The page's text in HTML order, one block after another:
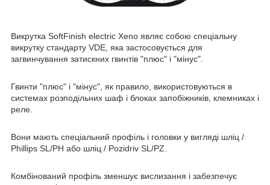
Викрутка SoftFinish electric Xeno являє собою спеціальну
викрутку стандарту VDE, яка застосовується для
загвинчування затискних гвинтів "плюс" і "мінус".
Гвинти "плюс" і "мінус", як правило, використовуються в
системах розподільних шаф і блоках запобіжників, клемниках і
реле.
Вони мають спеціальний профіль і головки у вигляді шліц /
Phillips SL/PH або шліц / Pozidriv SL/PZ.
Комбінований профіль зменшує вислизання і забезпечує